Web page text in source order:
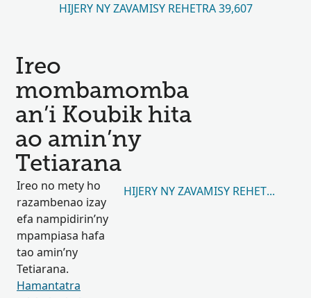
HIJERY NY ZAVAMISY REHETRA 39,607
Ireo
mombamomba
an’i Koubik hita
ao amin’ny
Tetiarana
Ireo no mety ho
razambenao izay
efa nampidirin’ny
mpampiasa hafa
tao amin’ny
Tetiarana.
Hamantatra
HIJERY NY ZAVAMISY REHETRA 9,892